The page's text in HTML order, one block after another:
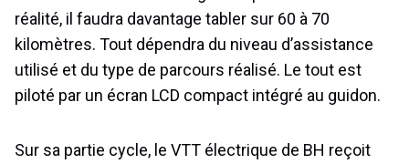
réalité, il faudra davantage tabler sur 60 à 70
kilomètres. Tout dépendra du niveau d’assistance
utilisé et du type de parcours réalisé. Le tout est
piloté par un écran LCD compact intégré au guidon.
Sur sa partie cycle, le VTT électrique de BH reçoit